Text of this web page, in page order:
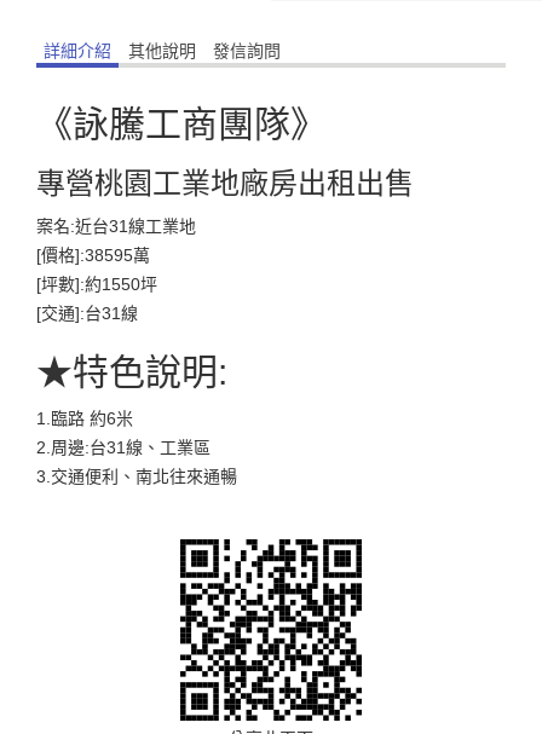
詳細介紹 其他說明 發信詢問
《詠騰工商團隊》
專營桃園工業地廠房出租出售
案名:近台31線工業地
[價格]:38595萬
[坪數]:約1550坪
[交通]:台31線
★特色說明:
1.臨路 約6米
2.周邊:台31線、工業區
3.交通便利、南北往來通暢